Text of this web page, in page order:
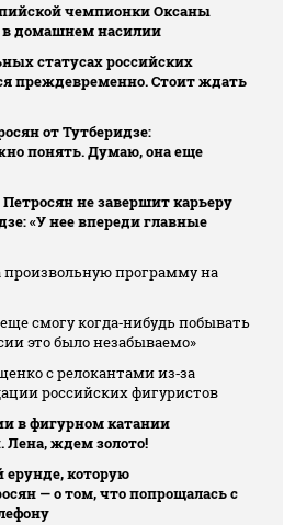
чемпионки Оксаны
домашнем насилии
статусах российских
преждевременно. Стоит ждать
от Тутберидзе:
понять. Думаю, она еще
не завершит карьеру
«У нее впереди главные
произвольную программу на
смогу когда‑нибудь побывать
это было незабываемо»
с релокантами из‑за
российских фигуристов
в фигурном катании
Лена, ждем золото!
ерунде, которую
— о том, что попрощалась с